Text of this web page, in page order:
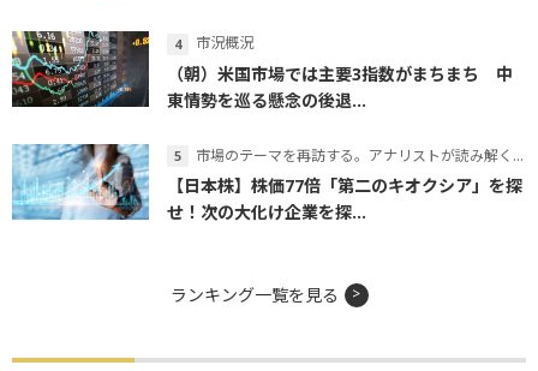
市況概況
（朝）米国市場では主要3指数がまちまち 中
東情勢を巡る懸念の後退...
市場のテーマを再訪する。アナリストが読み解くテーマの本質
【日本株】株価77倍「第二のキオクシア」を探
せ！次の大化け企業を探...
ランキング一覧を見る